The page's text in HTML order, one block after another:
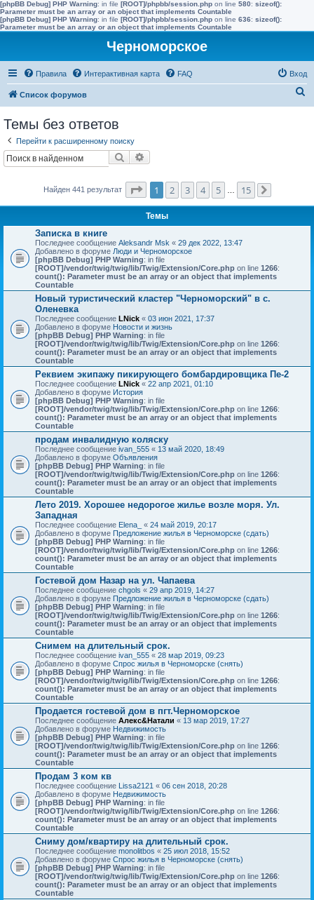
[phpBB Debug] PHP Warning: in file [ROOT]/phpbb/session.php on line 580: sizeof():
Parameter must be an array or an object that implements Countable
[phpBB Debug] PHP Warning: in file [ROOT]/phpbb/session.php on line 636: sizeof():
Parameter must be an array or an object that implements Countable
Черноморское
Правила Интерактивная карта FAQ Вход
Список форумов
Темы без ответов
Перейти к расширенному поиску
Поиск
Найден 441 результат Страница1 из
1 2 3 4 5 15
Темы
Записка в книге
Последнее сообщение Aleksandr Msk « 29 дек 2022, 13:47
Добавлено в форуме Люди и Черноморское
[phpBB Debug] PHP Warning: in file
[ROOT]/vendor/twig/twig/lib/Twig/Extension/Core.php on line 1266:
count(): Parameter must be an array or an object that implements
Countable
Новый туристический кластер "Черноморский" в с.
Оленевка
Последнее сообщение LNick « 03 июн 2021, 17:37
Добавлено в форуме Новости и жизнь
[phpBB Debug] PHP Warning: in file
[ROOT]/vendor/twig/twig/lib/Twig/Extension/Core.php on line 1266:
count(): Parameter must be an array or an object that implements
Countable
Реквием экипажу пикирующего бомбардировщика Пе-2
Последнее сообщение LNick « 22 апр 2021, 01:10
Добавлено в форуме История
[phpBB Debug] PHP Warning: in file
[ROOT]/vendor/twig/twig/lib/Twig/Extension/Core.php on line 1266:
count(): Parameter must be an array or an object that implements
Countable
продам инвалидную коляску
Последнее сообщение ivan_555 « 13 май 2020, 18:49
Добавлено в форуме Объявления
[phpBB Debug] PHP Warning: in file
[ROOT]/vendor/twig/twig/lib/Twig/Extension/Core.php on line 1266:
count(): Parameter must be an array or an object that implements
Countable
Лето 2019. Хорошее недорогое жилье возле моря. Ул.
Западная
Последнее сообщение Elena_ « 24 май 2019, 20:17
Добавлено в форуме Предложение жилья в Черноморске (сдать)
[phpBB Debug] PHP Warning: in file
[ROOT]/vendor/twig/twig/lib/Twig/Extension/Core.php on line 1266:
count(): Parameter must be an array or an object that implements
Countable
Гостевой дом Назар на ул. Чапаева
Последнее сообщение chgols « 29 апр 2019, 14:27
Добавлено в форуме Предложение жилья в Черноморске (сдать)
[phpBB Debug] PHP Warning: in file
[ROOT]/vendor/twig/twig/lib/Twig/Extension/Core.php on line 1266:
count(): Parameter must be an array or an object that implements
Countable
Снимем на длительный срок.
Последнее сообщение ivan_555 « 28 мар 2019, 09:23
Добавлено в форуме Спрос жилья в Черноморске (снять)
[phpBB Debug] PHP Warning: in file
[ROOT]/vendor/twig/twig/lib/Twig/Extension/Core.php on line 1266:
count(): Parameter must be an array or an object that implements
Countable
Продается гостевой дом в пгт.Черноморское
Последнее сообщение Алекс&Натали « 13 мар 2019, 17:27
Добавлено в форуме Недвижимость
[phpBB Debug] PHP Warning: in file
[ROOT]/vendor/twig/twig/lib/Twig/Extension/Core.php on line 1266:
count(): Parameter must be an array or an object that implements
Countable
Продам 3 ком кв
Последнее сообщение Lissa2121 « 06 сен 2018, 20:28
Добавлено в форуме Недвижимость
[phpBB Debug] PHP Warning: in file
[ROOT]/vendor/twig/twig/lib/Twig/Extension/Core.php on line 1266:
count(): Parameter must be an array or an object that implements
Countable
Сниму дом/квартиру на длительный срок.
Последнее сообщение monolitbos « 25 июл 2018, 15:52
Добавлено в форуме Спрос жилья в Черноморске (снять)
[phpBB Debug] PHP Warning: in file
[ROOT]/vendor/twig/twig/lib/Twig/Extension/Core.php on line 1266:
count(): Parameter must be an array or an object that implements
Countable